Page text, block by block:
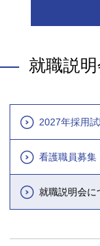
就職説
2027年採用
看護職員募集
就職説明会に